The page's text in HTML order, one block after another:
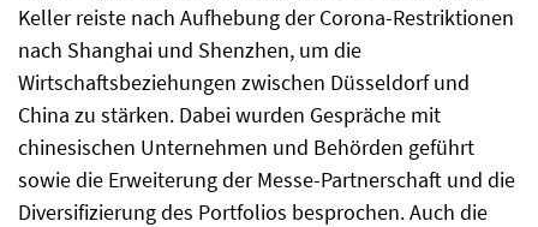
Keller reiste nach Aufhebung der Corona-Restriktionen
nach Shanghai und Shenzhen, um die
Wirtschaftsbeziehungen zwischen Düsseldorf und
China zu stärken. Dabei wurden Gespräche mit
chinesischen Unternehmen und Behörden geführt
sowie die Erweiterung der Messe-Partnerschaft und die
Diversifizierung des Portfolios besprochen. Auch die